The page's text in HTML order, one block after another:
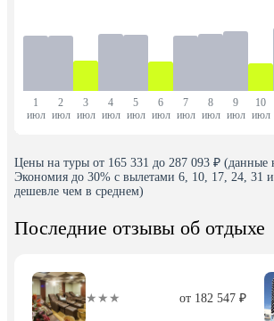
1
июл
2
июл
3
июл
4
июл
5
июл
6
июл
7
июл
8
июл
9
июл
10
июл
Цены на туры от 165 331 до 287 093 ₽
Экономия до 30% с вылетами 6, 10, 17, 24, 31
дешевле чем в среднем)
Последние отзывы об отдыхе
★★★ от 182 547 ₽